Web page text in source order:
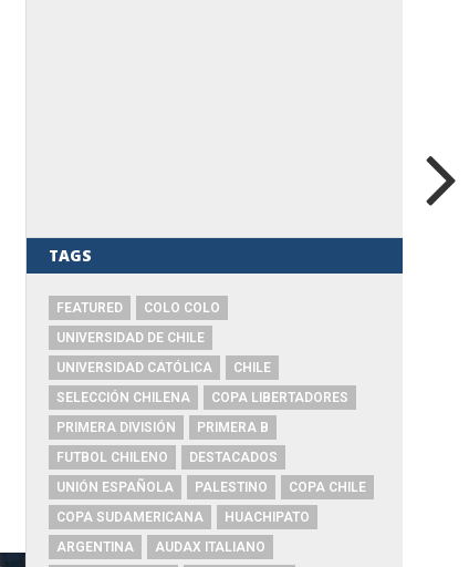
TAGS
FEATURED
COLO COLO
UNIVERSIDAD DE CHILE
UNIVERSIDAD CATÓLICA
CHILE
SELECCIÓN CHILENA
COPA LIBERTADORES
PRIMERA DIVISIÓN
PRIMERA B
FUTBOL CHILENO
DESTACADOS
UNIÓN ESPAÑOLA
PALESTINO
COPA CHILE
COPA SUDAMERICANA
HUACHIPATO
ARGENTINA
AUDAX ITALIANO